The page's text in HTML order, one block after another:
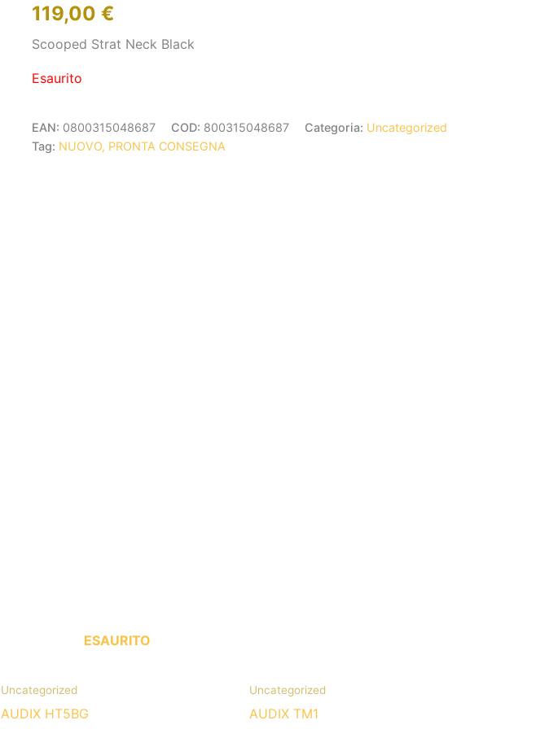
119,00 €
Scooped Strat Neck Black
Esaurito
EAN: 0800315048687 COD: 800315048687 Categoria: Uncategorized
Tag: NUOVO, PRONTA CONSEGNA
ESAURITO
Uncategorized
AUDIX HT5BG
Uncategorized
AUDIX TM1